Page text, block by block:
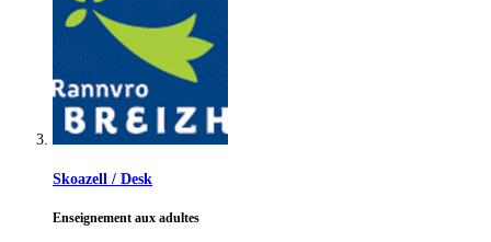
Skoazell / Desk
Enseignement aux adultes